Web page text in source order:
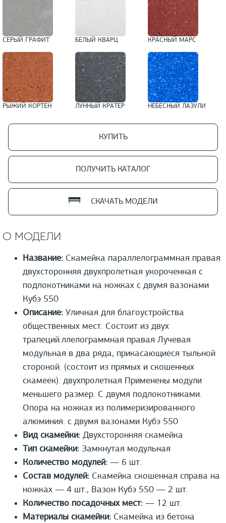
СЕРЫЙ ГРАФИТ БЕЛЫЙ КВАРЦ КРАСНЫЙ МАРС
РЫЖИЙ КОРТЕН ЛУННЫЙ КРАТЕР НЕБЕСНЫЙ ЛАЗУЛИ
КУПИТЬ
ПОЛУЧИТЬ КАТАЛОГ
СКАЧАТЬ МОДЕЛИ
О МОДЕЛИ
Название: Скамейка параллелограммная правая
двухсторонняя двухпролетная укороченная с
подлокотниками на ножках с двумя вазонами
Кубэ 550
Описание: Уличная для благоустройства
общественных мест. Состоит из двух
трапеций.ллелограммная правая Лучевая
модульная в два ряда, прикасающиеся тыльной
стороной. (состоит из прямых и скошенных
скамеек). двухпролетная Применены модули
меньшего размер. С двумя подлокотниками.
Опора на ножках из полимеризированного
алюминия. с двумя вазонами Кубэ 550
Вид скамейки: Двухсторонняя скамейка
Тип скамейки: Замкнутая модульная
Количество модулей: — 6 шт.
Состав модулей: Скамейка скошенная справа на
ножках — 4 шт., Вазон Кубэ 550 — 2 шт.
Количество посадочных мест: — 12 шт.
Материалы скамейки: Скамейка из бетона